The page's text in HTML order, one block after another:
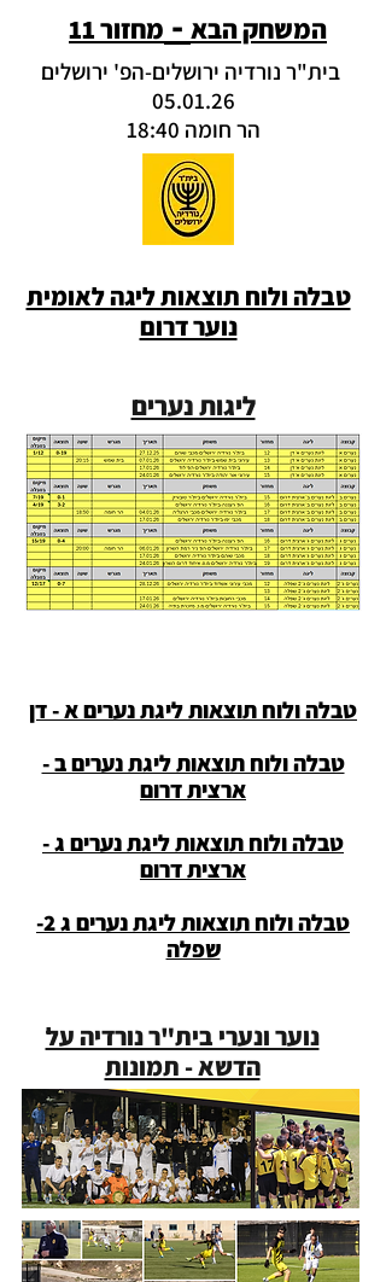
המשחק הבא - מחזור 11
05.01.26
הר חומה 18:40
טבלה ולוח תוצאות ליגה לאומית
נוער דרום
ליגות נערים
טבלה ולוח תוצאות ליגת נערים א - דן
טבלה ולוח תוצאות ליגת נערים ב -
ארצית דרום
טבלה ולוח תוצאות ליגת נערים ג -
ארצית דרום
טבלה ולוח תוצאות ליגת נערים ג 2-
שפלה
נוער ונערי בית"ר נורדיה על
הדשא - תמונות